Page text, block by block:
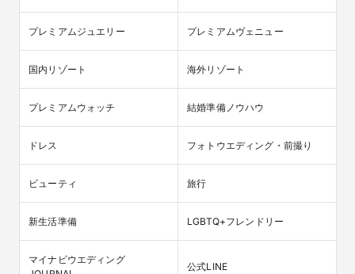
プレミアムジュエリー プレミアムヴェニュー
国内リゾート 海外リゾート
プレミアムウォッチ 結婚準備ノウハウ
ドレス フォトウエディング・前撮り
ビューティ 旅行
新生活準備 LGBTQ+フレンドリー
マイナビウエディング
公式LINE